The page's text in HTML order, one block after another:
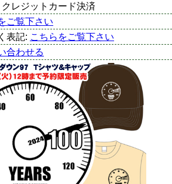
レジットカード決済
ご覧下さい
表記: こちらをご覧下さい
合わせる